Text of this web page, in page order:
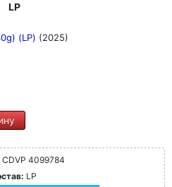
LP
(LP) (2025)
CDVP 4099784
LP